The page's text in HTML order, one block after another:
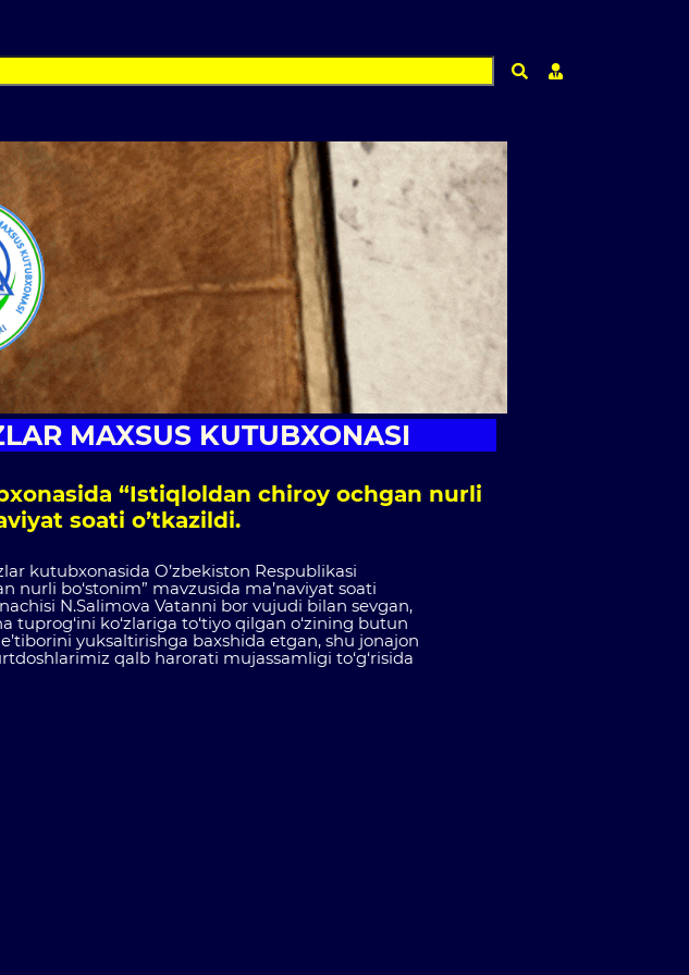
QidirishShaxsiy kabinet
MAXSUS KUTUBXONASI
“Istiqloldan chiroy ochgan nurli
soati o’tkazildi.
kutubxonasida O’zbekiston Respublikasi
nurli bo‘stonim” mavzusida ma’naviyat soati
N.Salimova Vatanni bor vujudi bilan sevgan,
ko‘zlariga to‘tiyo qilgan o‘zining butun
yuksaltirishga baxshida etgan, shu jonajon
qalb harorati mujassamligi to‘g‘risida